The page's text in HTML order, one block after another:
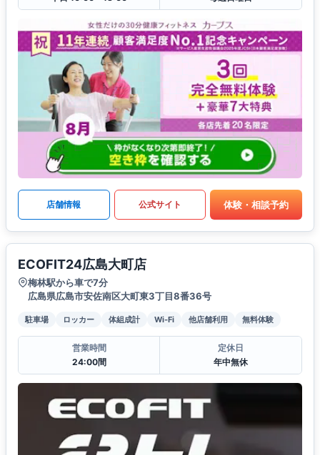
店舗情報 公式サイト 体験・相談予約
ECOFIT24広島大町店
梅林駅から車で7分
広島県広島市安佐南区大町東3丁目8番36号
駐車場 ロッカー 体組成計 Wi-Fi 他店舗利用 無料体験
営業時間
24:00間
定休日
年中無休